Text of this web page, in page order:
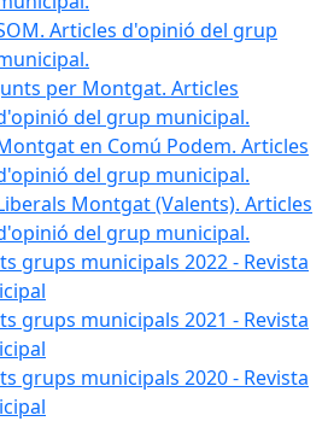
Articles d'opinió del grup
per Montgat. Articles
del grup municipal.
en Comú Podem. Articles
del grup municipal.
Montgat (Valents). Articles
del grup municipal.
grups municipals 2022 - Revista
grups municipals 2021 - Revista
grups municipals 2020 - Revista